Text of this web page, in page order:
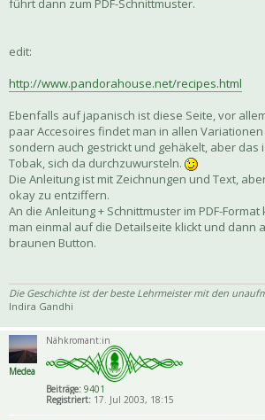
führt dann zum PDF-Schnittmuster.
edit:
http://www.pandorahouse.net/recipes.html
Ebenfalls auf japanisch ist diese Seite, vor
paar Accesoires findet man in allen
sondern auch gestrickt und gehäkelt, aber das
Tobak, sich da durchzuwursteln.
Die Anleitung ist mit Zeichnungen und Text,
okay zu entziffern.
An die Anleitung + Schnittmuster im PDF-
man einmal auf die Detailseite klickt und dann
braunen Button.
Die Geschichte ist der beste Lehrmeister mit den
Indira Gandhi
Medea
Nähkromant:in
Beiträge: 9401
Registriert: 17. Jul 2003, 18:15